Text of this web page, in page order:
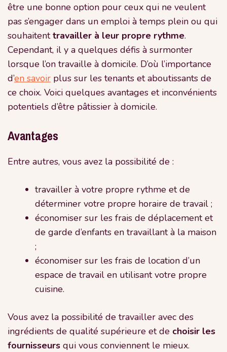
être une bonne option pour ceux qui ne veulent
pas s’engager dans un emploi à temps plein ou qui
souhaitenttravailler à leur propre rythme.
Cependant, il y a quelques défis à surmonter
lorsque l’on travaille à domicile. D’où l’importance
d’en savoir plus sur les tenants et aboutissants de
ce choix. Voici quelques avantages et inconvénients
potentiels d’être pâtissier à domicile.
Avantages
Entre autres, vous avez la possibilité de :
travailler à votre propre rythme et de
déterminer votre propre horaire de travail ;
économiser sur les frais de déplacement et
de garde d’enfants en travaillant à la maison
;
économiser sur les frais de location d’un
espace de travail en utilisant votre propre
cuisine.
Vous avez la possibilité de travailler avec des
ingrédients de qualité supérieure et de choisir les
fournisseurs qui vous conviennent le mieux.